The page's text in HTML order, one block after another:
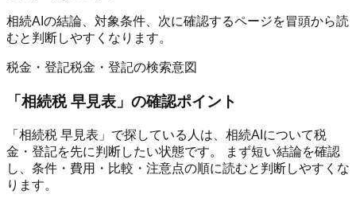
相続AIの結論、対象条件、次に確認するページを冒頭から読
むと判断しやすくなります。
税金・登記税金・登記の検索意図
「相続税 早見表 」の確認ポイント
「相続税 早見表」で探している人は、相続AIについて税
金・登記を先に判断したい状態です。 まず短い結論を確認
し、条件・費用・比較・注意点の順に読むと判断しやすくな
ります。